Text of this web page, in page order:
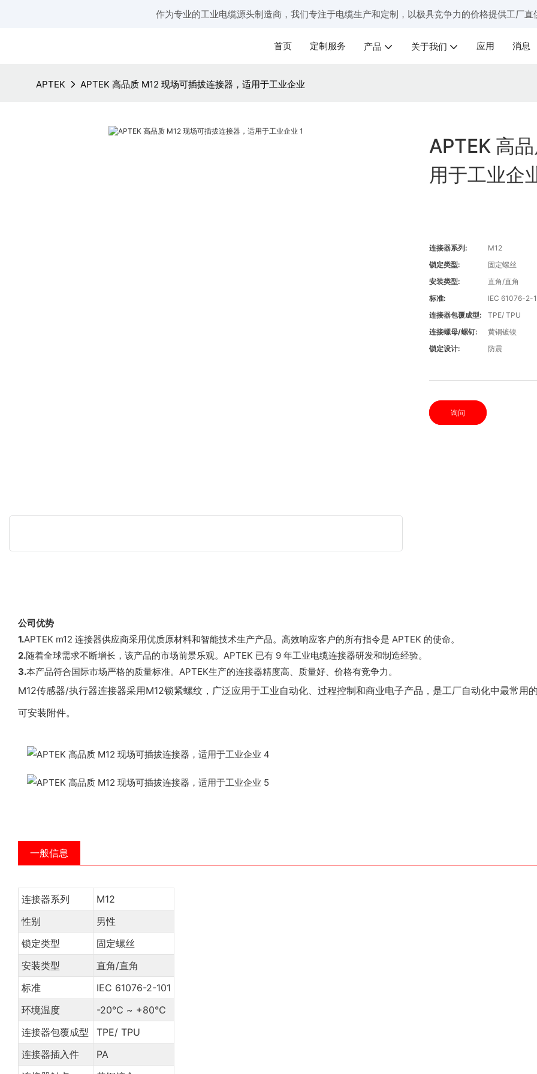
作为专业的工业电缆源头制造商，我们专注于电缆生产和定制，以极具竞争力的价格提供工厂
首页 定制服务 产品 关于我们 应用 消息
APTEK APTEK 高品质 M12 现场可插拔连接器，适用于工业企业
APTEK 高
用于工业企
连接器系列:
M12
锁定类型:
固定螺丝
安装类型:
直角/直角
标准:
IEC 61076-2-
连接器包覆成型:
TPE/ TPU
连接螺母/螺钉:
黄铜镀镍
锁定设计:
防震
询问
公司优势
1.APTEK m12 连接器供应商采用优质原材料和智能技术生产产品。高效响应客户的所有指令是 APTEK 的使命。
2.随着全球需求不断增长，该产品的市场前景乐观。APTEK 已有 9 年工业电缆连接器研发和制造经验。
3.本产品符合国际市场严格的质量标准。APTEK生产的连接器精度高、质量好、价格有竞争力。
M12传感器/执行器连接器采用M12锁紧螺纹，广泛应用于工业自动化、过程控制和商业电子产品，是工厂自动化中最常用
可安装附件。
一般信息
连接器系列
M12
性别
男性
锁定类型
固定螺丝
安装类型
直角/直角
标准
IEC 61076-2-101
环境温度
-20℃ ~ +80℃
连接器包覆成型
TPE/ TPU
连接器插入件
PA